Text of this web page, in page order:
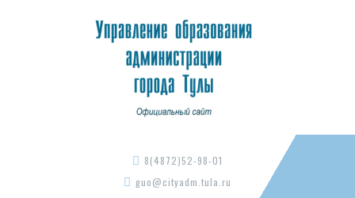
8(4872)52-98-01
guo@cityadm.tula.ru